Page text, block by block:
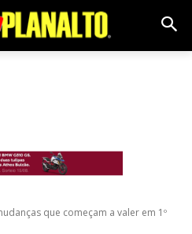
que começam a valer em 1º